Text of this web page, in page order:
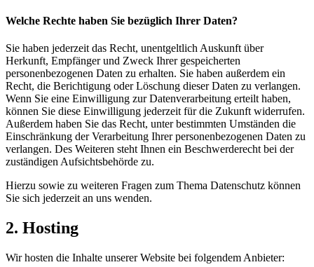
Welche Rechte haben Sie bezüglich Ihrer Daten?
Sie haben jederzeit das Recht, unentgeltlich Auskunft über
Herkunft, Empfänger und Zweck Ihrer gespeicherten
personenbezogenen Daten zu erhalten. Sie haben außerdem ein
Recht, die Berichtigung oder Löschung dieser Daten zu verlangen.
Wenn Sie eine Einwilligung zur Datenverarbeitung erteilt haben,
können Sie diese Einwilligung jederzeit für die Zukunft widerrufen.
Außerdem haben Sie das Recht, unter bestimmten Umständen die
Einschränkung der Verarbeitung Ihrer personenbezogenen Daten zu
verlangen. Des Weiteren steht Ihnen ein Beschwerderecht bei der
zuständigen Aufsichtsbehörde zu.
Hierzu sowie zu weiteren Fragen zum Thema Datenschutz können
Sie sich jederzeit an uns wenden.
2. Hosting
Wir hosten die Inhalte unserer Website bei folgendem Anbieter: